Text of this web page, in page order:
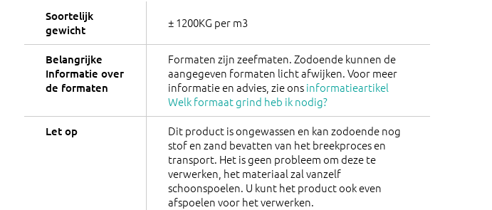
Soortelijk
gewicht
± 1200KG per m3
Belangrijke
Informatie over
de formaten
Formaten zijn zeefmaten. Zodoende kunnen de
aangegeven formaten licht afwijken. Voor meer
informatie en advies, zie onsinformatieartikel
Welk formaat grind heb ik nodig?
Let op
Dit product is ongewassen en kan zodoende nog
stof en zand bevatten van het breekproces en
transport. Het is geen probleem om deze te
verwerken, het materiaal zal vanzelf
schoonspoelen. U kunt het product ook even
afspoelen voor het verwerken.